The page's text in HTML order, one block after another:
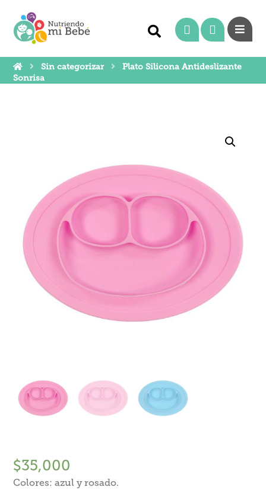
Sin categorizar
Plato Silicona Antideslizante
Sonrisa
$35,000
Colores: azul y rosado.